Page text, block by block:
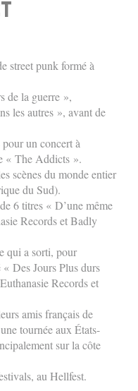
street punk formé à
de la guerre »,
les autres », avant de
un concert à
« The Addicts ».
scènes du monde entier
du Sud).
6 titres « D’une même
Records et Badly
qui a sorti, pour
Des Jours Plus durs
Records et
amis français de
tournée aux États-
sur la côte
au Hellfest.